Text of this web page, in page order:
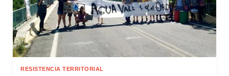
RESISTENCIA TERRITORIAL